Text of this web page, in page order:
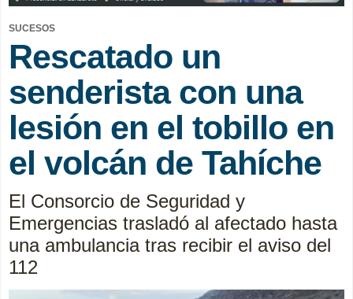
SUCESOS
Rescatado un
senderista con una
lesión en el tobillo en
el volcán de Tahíche
El Consorcio de Seguridad y
Emergencias trasladó al afectado hasta
una ambulancia tras recibir el aviso del
112